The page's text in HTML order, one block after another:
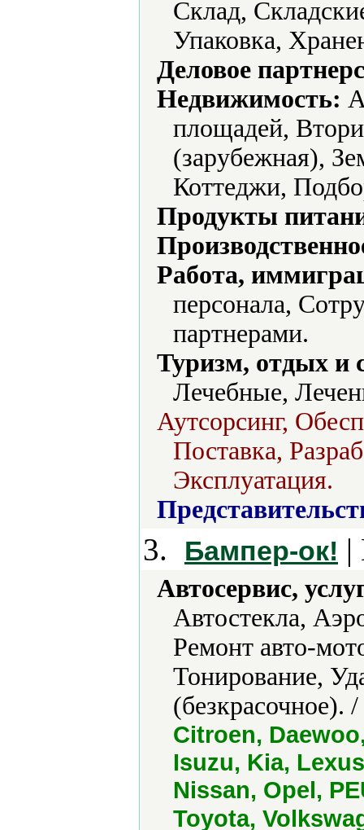
Склад,
Упаковка,
Деловое
Недвижимость:
площадей,
(зарубежная),
Коттеджи,
Продукты
Работа,
персонала,
партнерами.
Туризм, отдых и
Лечебные,
Аутсорсинг,
Поставка,
Эксплуатация.
3. Бампер-ок! |
Автосервис,
Автостекла,
Ремонт авто-
Тонирование,
(безкрасочное). /
Citroen,
Isuzu, Kia,
Nissan, Opel,
Toyota,